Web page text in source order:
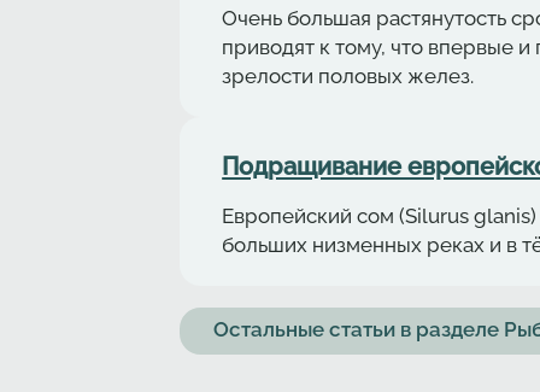
Очень большая растянутость
приводят к тому, что впервые
зрелости половых желез.
Подращивание
Европейский сом (Silurus
больших низменных реках и в
Остальные статьи в разделе